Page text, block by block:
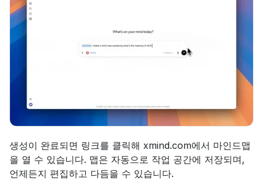
생성이 완료되면 링크를 클릭해 xmind.com에서 마인드맵
을 열 수 있습니다. 맵은 자동으로 작업 공간에 저장되며,
언제든지 편집하고 다듬을 수 있습니다.